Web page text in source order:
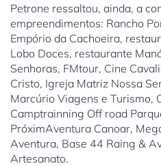
Petrone ressaltou, ainda, a
empreendimentos: Rancho
Empório da Cachoeira,
Lobo Doces, restaurante
Senhoras, FMtour, Cine
Cristo, Igreja Matriz Nossa
Marcúrio Viagens e Turismo,
Camptrainning Off road
PróximAventura Canoar,
Aventura, Base 44 Raing &
Artesanato.